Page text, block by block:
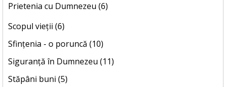
Prietenia cu Dumnezeu (6)
Scopul vieții (6)
Sfințenia - o poruncă (10)
Siguranță în Dumnezeu (11)
Stăpâni buni (5)